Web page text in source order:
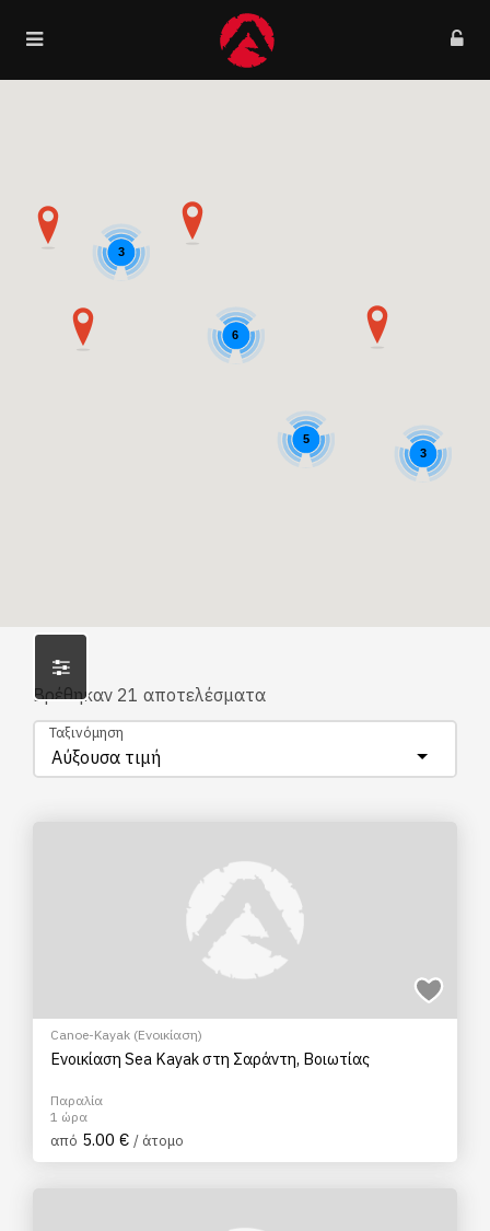
6
5
3
3
Βρέθηκαν 21 αποτελέσματα
Αύξουσα τιμή
Ταξινόμηση
Canoe-Kayak (Ενοικίαση)
Ενοικίαση Sea Kayak στη Σαράντη, Βοιωτίας
Παραλία
1 ώρα
από 5.00 € / άτομο